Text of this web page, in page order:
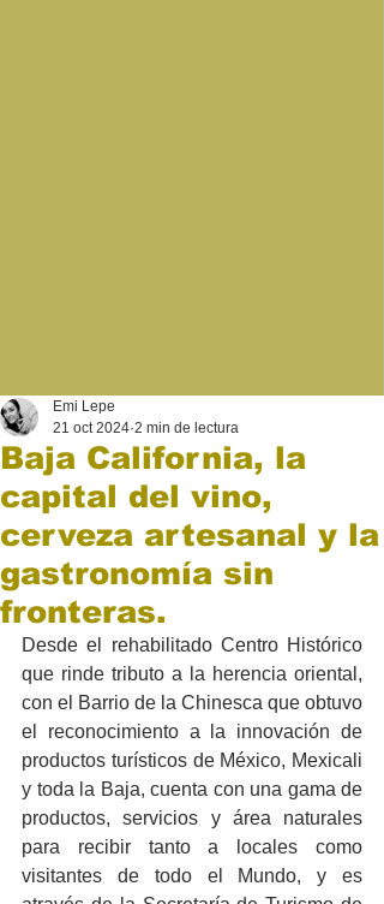
Baja California, la
capital del vino,
cerveza artesanal y la
gastronomía sin
fronteras.
Emi Lepe
21 oct 2024 2 min de lectura
Desde el rehabilitado Centro Histórico
que rinde tributo a la herencia oriental,
con el Barrio de la Chinesca que obtuvo
el reconocimiento a la innovación de
productos turísticos de México, Mexicali
y toda la Baja, cuenta con una gama de
productos, servicios y área naturales
para recibir tanto a locales como
visitantes de todo el Mundo, y es